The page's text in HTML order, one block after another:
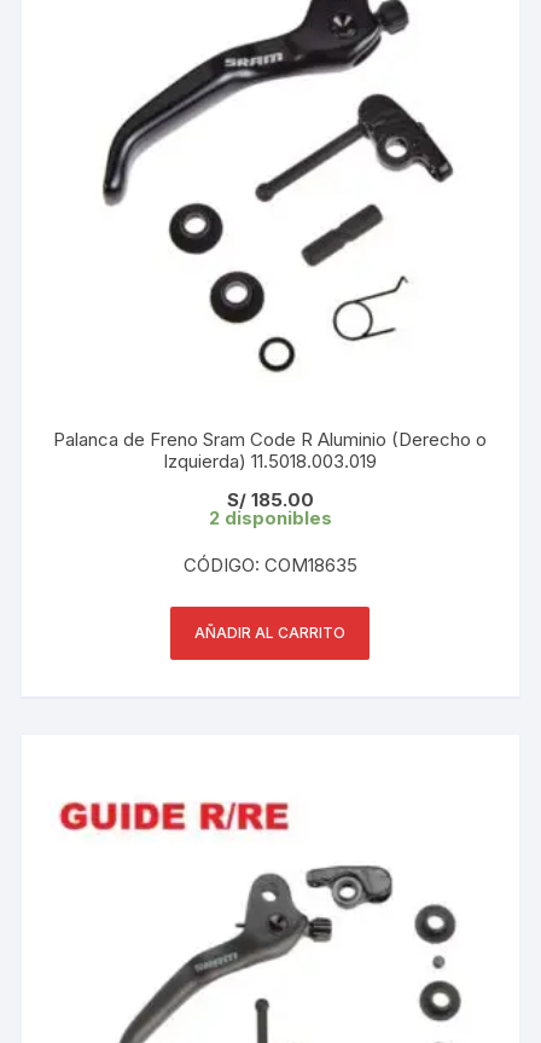
Palanca de Freno Sram Code R Aluminio (Derecho o
Izquierda) 11.5018.003.019
S/185.00
2 disponibles
CÓDIGO: COM18635
AÑADIR AL CARRITO